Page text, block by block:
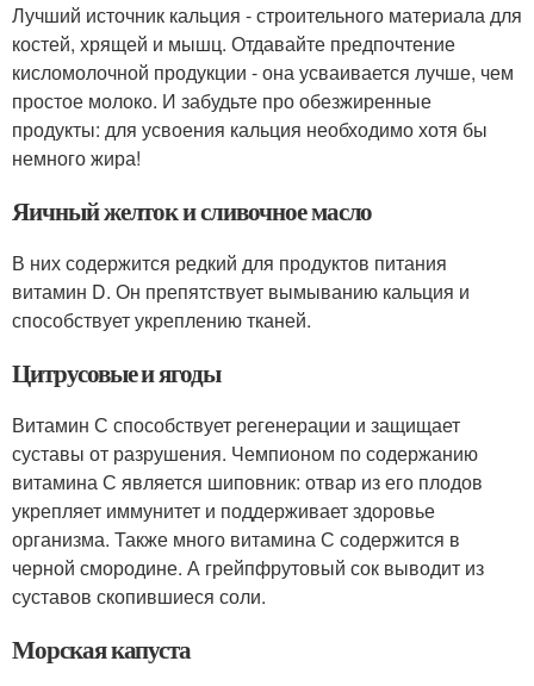
Лучший источник кальция - строительного материала для
костей, хрящей и мышц. Отдавайте предпочтение
кисломолочной продукции - она усваивается лучше, чем
простое молоко. И забудьте про обезжиренные
продукты: для усвоения кальция необходимо хотя бы
немного жира!
Яичный желток и сливочное масло
В них содержится редкий для продуктов питания
витамин D. Он препятствует вымыванию кальция и
способствует укреплению тканей.
Цитрусовые и ягоды
Витамин С способствует регенерации и защищает
суставы от разрушения. Чемпионом по содержанию
витамина С является шиповник: отвар из его плодов
укрепляет иммунитет и поддерживает здоровье
организма. Также много витамина С содержится в
черной смородине. А грейпфрутовый сок выводит из
суставов скопившиеся соли.
Морская капуста